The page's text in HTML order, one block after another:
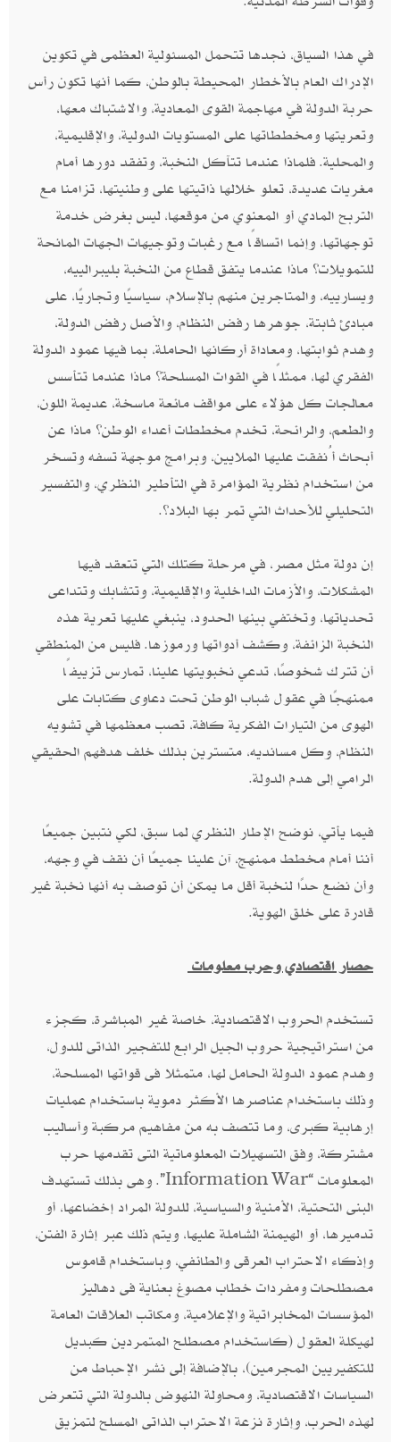
في هذا السياق، نجدها تتحمل المسئولية العظمى في تكوين
الإدراك العام بالأخطار المحيطة بالوطن، كما أنها تكون رأس
حربة الدولة في مهاجمة القوى المعادية، والاشتباك معها،
وتعريتها ومخططاتها على المستويات الدولية، والإقليمية،
والمحلية. فلماذا عندما تتآكل النخبة، وتفقد دورها أمام
مغريات عديدة، تعلو خلالها ذاتيتها على وطنيتها، تزامنا مع
التربح المادي أو المعنوي من موقعها، ليس بغرض خدمة
توجهاتها، وإنما اتساقًا مع رغبات وتوجيهات الجهات المانحة
للتمويلات؟ ماذا عندما يتفق قطاع من النخبة بليبرالييه،
ويسارييه، والمتاجرين منهم بالإسلام، سياسيًا وتجاريًا، على
مبادئ ثابتة، جوهرها رفض النظام، والأصل رفض الدولة،
وهدم ثوابتها، ومعاداة أركانها الحاملة، بما فيها عمود الدولة
الفقري لها، ممثلًا في القوات المسلحة؟ ماذا عندما تتأسس
معالجات كل هؤلاء على مواقف مائعة ماسخة، عديمة اللون،
والطعم، والرائحة، تخدم مخططات أعداء الوطن؟ ماذا عن
أبحاث أُنفقت عليها الملايين، وبرامج موجهة تسفه وتسخر
من استخدام نظرية المؤامرة في التأطير النظري، والتفسير
التحليلي للأحداث التي تمر بها البلاد؟.
إن دولة مثل مصر، في مرحلة كتلك التي تتعقد فيها
المشكلات، والأزمات الداخلية والإقليمية، وتتشابك وتتداعى
تحدياتها، وتختفي بينها الحدود، ينبغي عليها تعرية هذه
النخبة الزائفة، وكشف أدواتها ورموزها. فليس من المنطقي
أن تترك شخوصًا، تدعي نخبويتها علينا، تمارس تزييفًا
ممنهجًا في عقول شباب الوطن تحت دعاوى كتابات على
الهوى من التيارات الفكرية كافة، تصب معظمها في تشويه
النظام، وكل مسانديه، متسترين بذلك خلف هدفهم الحقيقي
الرامي إلى هدم الدولة.
فيما يأتي، نوضح الإطار النظري لما سبق، لكي نتبين جميعًا
أننا أمام مخطط ممنهج، آن علينا جميعًا أن نقف في وجهه،
وأن نضع حدًا لنخبة أقل ما يمكن أن توصف به أنها نخبة غير
قادرة على خلق الهوية.
حصار اقتصادي وحرب معلومات
تستخدم الحروب الاقتصادية، خاصة غير المباشرة، كجزء
من استراتيجية حروب الجيل الرابع للتفجير الذاتى للدول،
وهدم عمود الدولة الحامل لها، متمثلا فى قواتها المسلحة،
وذلك باستخدام عناصرها الأكثر دموية باستخدام عمليات
إرهابية كبرى، وما تتصف به من مفاهيم مركبة وأساليب
مشتركة، وفق التسهيلات المعلوماتية التى تقدمها حرب
المعلومات “Information War”. وهى بذلك تستهدف
البنى التحتية، الأمنية والسياسية، للدولة المراد إخضاعها، أو
تدميرها، أو الهيمنة الشاملة عليها، ويتم ذلك عبر إثارة الفتن،
وإذكاء الاحتراب العرقى والطائفي، وباستخدام قاموس
مصطلحات ومفردات خطاب مصوغ بعناية فى دهاليز
المؤسسات المخابراتية والإعلامية، ومكاتب العلاقات العامة
لهيكلة العقول (كاستخدام مصطلح المتمردين كبديل
للتكفيريين المجرمين)، بالإضافة إلى نشر الإحباط من
السياسات الاقتصادية، ومحاولة النهوض بالدولة التي تتعرض
لهذه الحرب، وإثارة نزعة الاحتراب الذاتى المسلح لتمزيق